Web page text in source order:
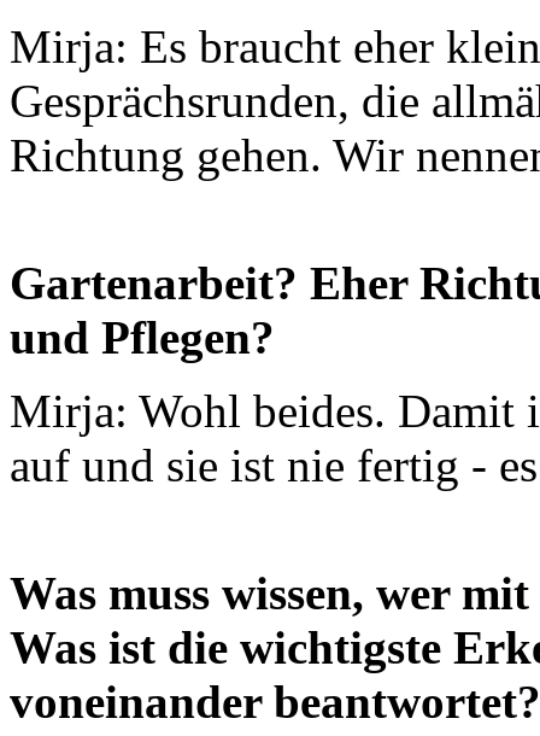
Mirja: Es braucht eher
Gesprächsrunden, die
Richtung gehen. Wir
Gartenarbeit? Eher
und Pflegen?
Mirja: Wohl beides. Damit
auf und sie ist nie fertig -
Was muss wissen, wer
Was ist die wichtigste
voneinander beantwortet?